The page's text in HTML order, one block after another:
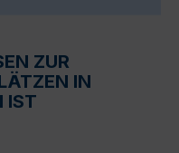
ZUR
IN
IST